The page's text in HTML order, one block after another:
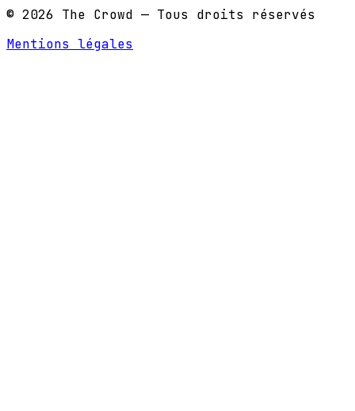
© 2026 The Crowd — Tous droits réservés
Mentions légales